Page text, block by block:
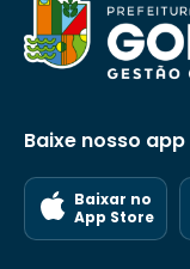
Baixe nosso app
Baixar no
App Store